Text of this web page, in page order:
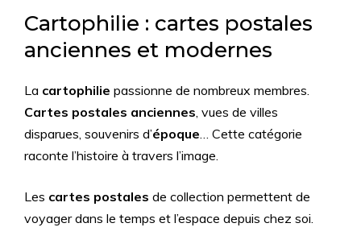
Cartophilie : cartes postales
anciennes et modernes
La cartophilie passionne de nombreux membres.
Cartes postales anciennes, vues de villes
disparues, souvenirs d’époque… Cette catégorie
raconte l’histoire à travers l’image.
Les cartes postales de collection permettent de
voyager dans le temps et l’espace depuis chez soi.